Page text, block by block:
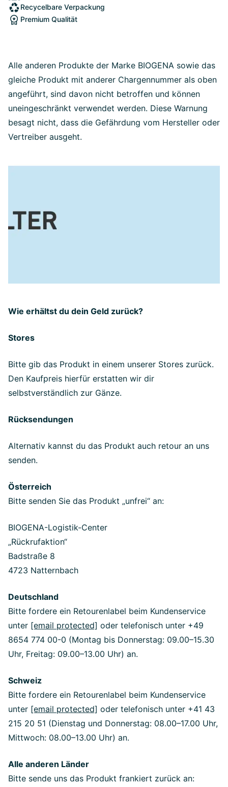
Recycelbare Verpackung
Premium Qualität
Alle anderen Produkte der Marke BIOGENA sowie das
gleiche Produkt mit anderer Chargennummer als oben
angeführt, sind davon nicht betroffen und können
uneingeschränkt verwendet werden. Diese Warnung
besagt nicht, dass die Gefährdung vom Hersteller oder
Vertreiber ausgeht.
Wie erhältst du dein Geld zurück?
Stores
Bitte gib das Produkt in einem unserer Stores zurück.
Den Kaufpreis hierfür erstatten wir dir
selbstverständlich zur Gänze.
Rücksendungen
Alternativ kannst du das Produkt auch retour an uns
senden.
Österreich
Bitte senden Sie das Produkt „unfrei“ an:
BIOGENA-Logistik-Center
„Rückrufaktion“
Badstraße 8
4723 Natternbach
Deutschland
Bitte fordere ein Retourenlabel beim Kundenservice
unter [email protected] oder telefonisch unter +49
8654 774 00-0 (Montag bis Donnerstag: 09.00–15.30
Uhr, Freitag: 09.00–13.00 Uhr) an.
Schweiz
Bitte fordere ein Retourenlabel beim Kundenservice
unter [email protected] oder telefonisch unter +41 43
215 20 51 (Dienstag und Donnerstag: 08.00–17.00 Uhr,
Mittwoch: 08.00–13.00 Uhr) an.
Alle anderen Länder
Bitte sende uns das Produkt frankiert zurück an: